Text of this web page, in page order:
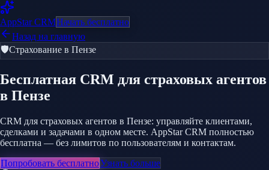
AppStarCRMНачать бесплатно
Назад на главную
🛡️Страхование в Пензе
Бесплатная CRM для страховых агентов
в Пензе
CRM для страховых агентов в Пензе: управляйте клиентами,
сделками и задачами в одном месте. AppStar CRM полностью
бесплатна — без лимитов по пользователям и контактам.
Попробовать бесплатноУзнать больше